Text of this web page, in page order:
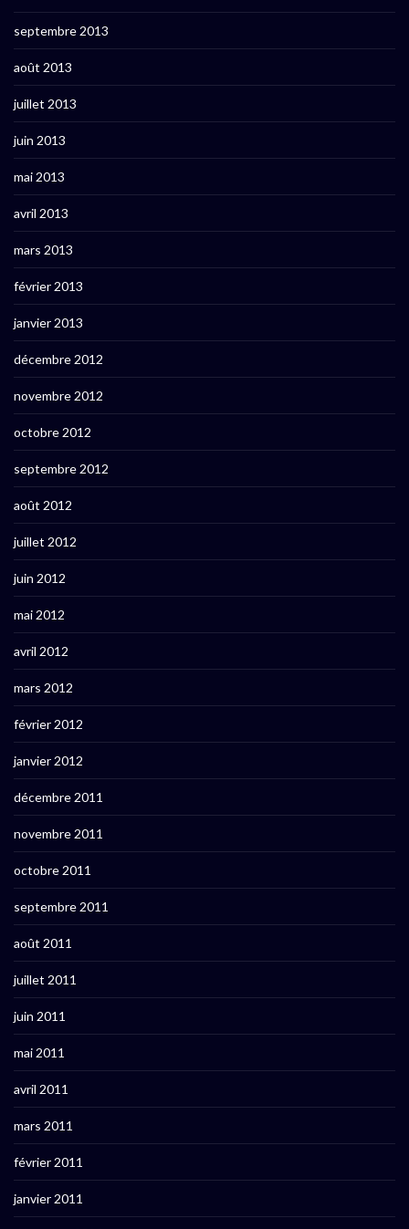
septembre 2013
août 2013
juillet 2013
juin 2013
mai 2013
avril 2013
mars 2013
février 2013
janvier 2013
décembre 2012
novembre 2012
octobre 2012
septembre 2012
août 2012
juillet 2012
juin 2012
mai 2012
avril 2012
mars 2012
février 2012
janvier 2012
décembre 2011
novembre 2011
octobre 2011
septembre 2011
août 2011
juillet 2011
juin 2011
mai 2011
avril 2011
mars 2011
février 2011
janvier 2011